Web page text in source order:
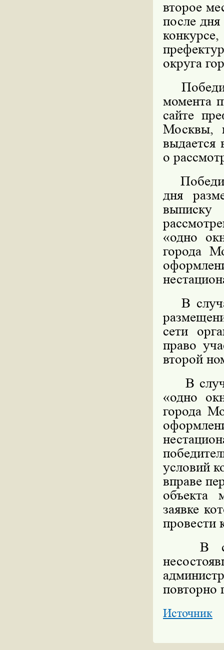
второе
после дня
округа
момента
сайте
Москвы,
выдается
о
дня
«одно
города
В
сети
право
второй
В
«одно
города
условий
вправе
объекта
заявке
провести
В
повторно
Источник